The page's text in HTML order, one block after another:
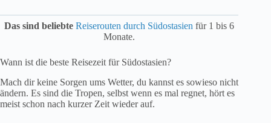
Das sind beliebteReiserouten durch Südostasien für 1 bis 6
Monate.
Wann ist die beste Reisezeit für Südostasien?
Mach dir keine Sorgen ums Wetter, du kannst es sowieso nicht
ändern. Es sind die Tropen, selbst wenn es mal regnet, hört es
meist schon nach kurzer Zeit wieder auf.